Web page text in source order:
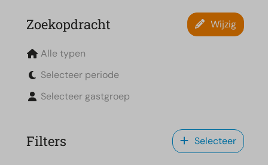
Zoekopdracht Wijzig
Alle typen
Selecteer periode
Selecteer gastgroep
Filters Selecteer